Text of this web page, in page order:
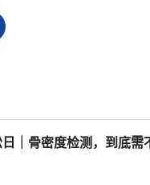
｜骨密度检测，到底需